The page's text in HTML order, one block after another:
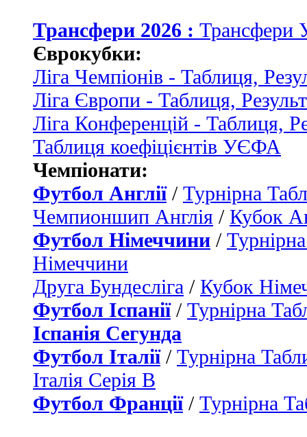
Трансфери 2026 : Трансфери
Єврокубки:
Ліга Чемпіонів - Таблиця,
Ліга Європи - Таблиця,
Ліга Конференцій - Таблиця,
Таблиця коефіцієнтів УЄФА
Чемпіонати:
Футбол Англії/ Турнірна
Чемпионшип Англія / Кубок
Футбол Німеччини /
Німеччини
Друга Бундесліга / Кубок
Футбол Іспанії/ Турнірна
Іспанія Сегунда
Футбол Італії/ Турнірна
Італія Серія B
Футбол Франції/ Турнірна